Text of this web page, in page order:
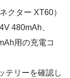
クター XT60）
480mAh、
用の充電コ
テリーを確認し